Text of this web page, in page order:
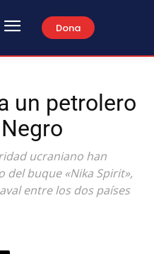
Dona
un petrolero
ucraniano han
buque «Nika Spirit»,
entre los dos países